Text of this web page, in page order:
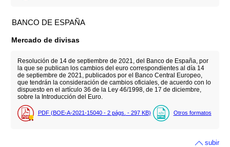
BANCO DE ESPAÑA
Mercado de divisas
Resolución de 14 de septiembre de 2021, del Banco de España, por
la que se publican los cambios del euro correspondientes al día 14
de septiembre de 2021, publicados por el Banco Central Europeo,
que tendrán la consideración de cambios oficiales, de acuerdo con lo
dispuesto en el artículo 36 de la Ley 46/1998, de 17 de diciembre,
sobre la Introducción del Euro.
PDF (BOE-A-2021-15040 - 2 págs. - 297 KB) Otros formatos
subir